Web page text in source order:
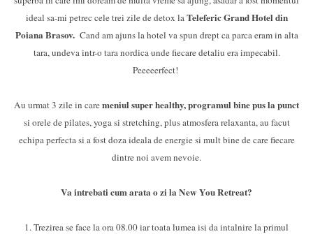
ideal sa-mi petrec cele trei zile de detox la Teleferic Grand Hotel din
Poiana Brasov. Cand am ajuns la hotel va spun drept ca parca eram in alta
tara, undeva intr-o tara nordica unde fiecare detaliu era impecabil.
Peeeeerfect!
Au urmat 3 zile in caremeniul super healthy, programul bine pus la punct
si orele de pilates, yoga si stretching, plus atmosfera relaxanta, au facut
echipa perfecta si a fost doza ideala de energie si mult bine de care fiecare
dintre noi avem nevoie.
Va intrebati cum arata o zi la New You Retreat?
1. Trezirea se face la ora 08.00 iar toata lumea isi da intalnire la primul